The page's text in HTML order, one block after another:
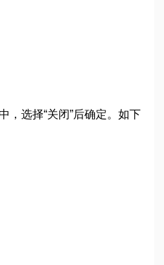
，选择“关闭”后确定。如下